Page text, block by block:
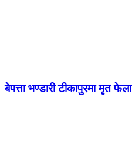
बेपत्ता भण्डारी टीकापुरमा मृत फेला